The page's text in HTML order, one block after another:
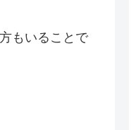
もいることで